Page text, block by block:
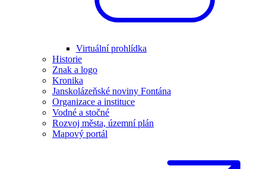
Virtuální prohlídka
Historie
Znak a logo
Kronika
Janskolázeňské noviny Fontána
Organizace a instituce
Vodné a stočné
Rozvoj města, územní plán
Mapový portál